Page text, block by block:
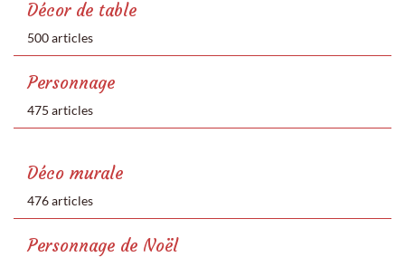
Décor de table
500 articles
Personnage
475 articles
Déco murale
476 articles
Personnage de Noël